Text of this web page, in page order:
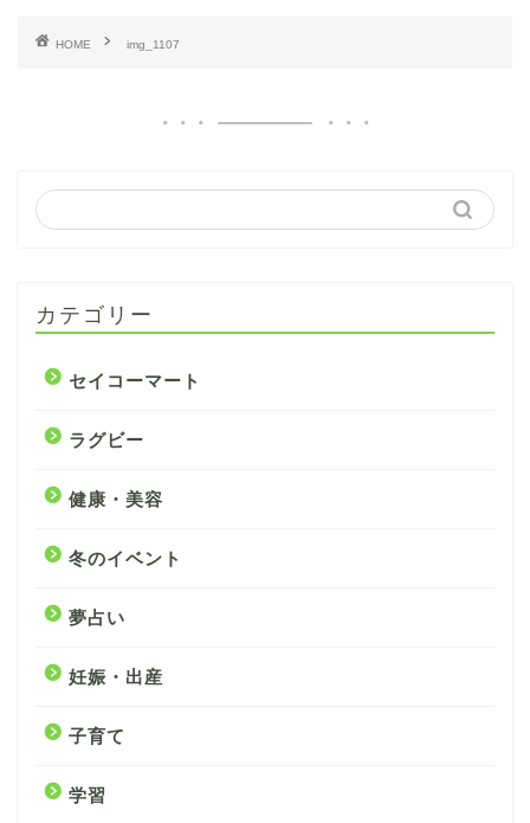
HOME img_1107
カテゴリー
セイコーマート
ラグビー
健康・美容
冬のイベント
夢占い
妊娠・出産
子育て
学習